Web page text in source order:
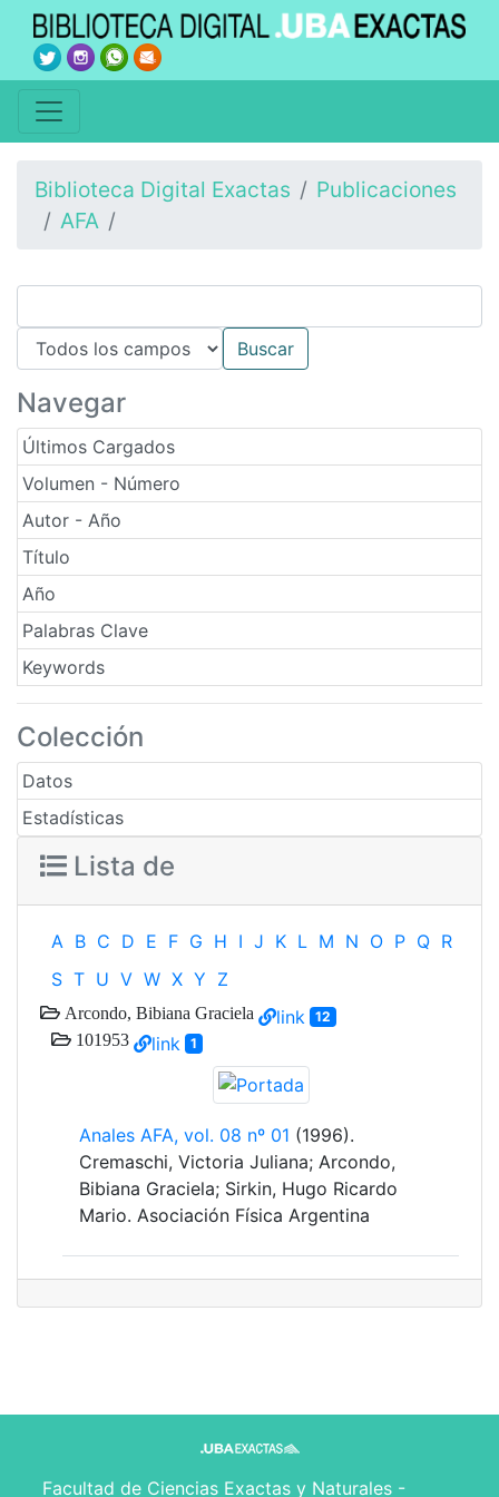
Biblioteca Digital Exactas
Publicaciones
AFA
Navegar
Últimos Cargados
Volumen - Número
Autor - Año
Título
Año
Palabras Clave
Keywords
Colección
Datos
Estadísticas
Lista de
A B C D E F G H I J K L M N O P Q R
S T U V W X Y Z
Arcondo, Bibiana Graciela link 12
101953 link 1
Anales AFA, vol. 08 nº 01 (1996).
Cremaschi, Victoria Juliana; Arcondo,
Bibiana Graciela; Sirkin, Hugo Ricardo
Mario. Asociación Física Argentina
Facultad de Ciencias Exactas y Naturales -